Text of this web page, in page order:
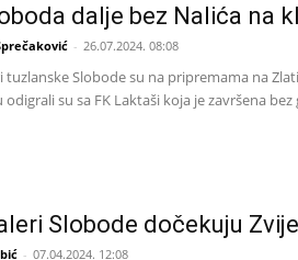
dalje bez Nalića na
- 26.07.2024. 08:08
tuzlanske Slobode su na pripremama na
su sa FK Laktaši koja je završena
Slobode dočekuju
- 07.04.2024. 12:08